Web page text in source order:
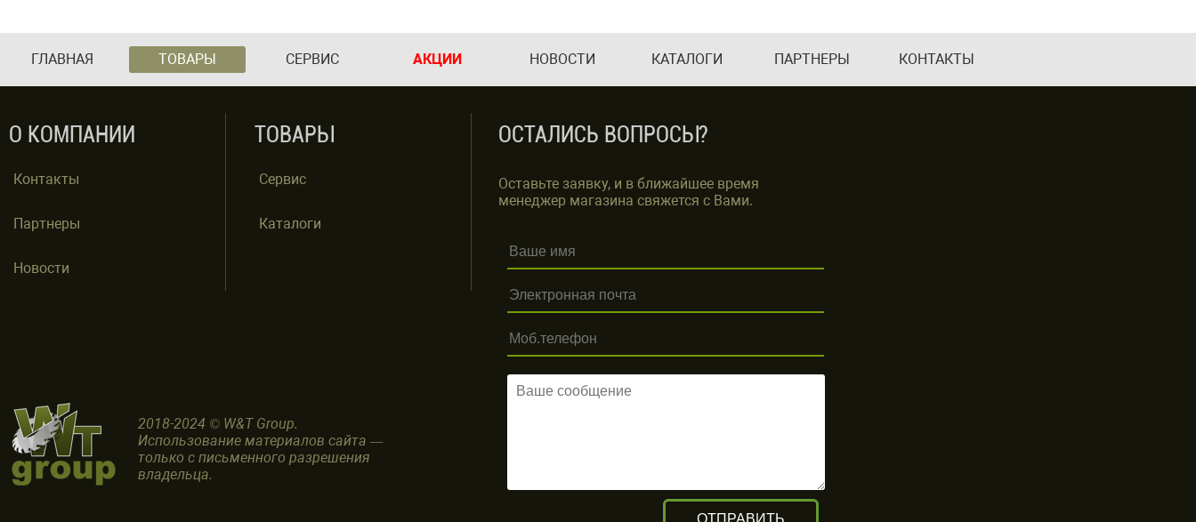
ГЛАВНАЯ ТОВАРЫ СЕРВИС АКЦИИ НОВОСТИ КАТАЛОГИ ПАРТНЕРЫ КОНТАКТЫ
О КОМПАНИИ
Контакты
Партнеры
Новости
ТОВАРЫ
Сервис
Каталоги
2018-2024 © W&T Group.
Использование материалов сайта —
только с письменного разрешения
владельца.
ОСТАЛИСЬ ВОПРОСЫ?
Оставьте заявку, и в ближайшее время
менеджер магазина свяжется с Вами.